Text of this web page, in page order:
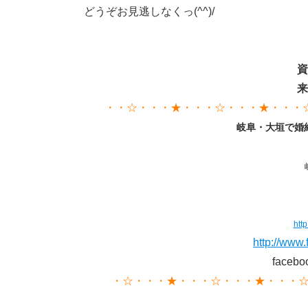
どうぞお見逃しなくっ(^^)/
・・☆・・・★・・・☆・・・★・・
岐阜・大垣で婚
http://
・☆・・・★・・・☆・・・★・・